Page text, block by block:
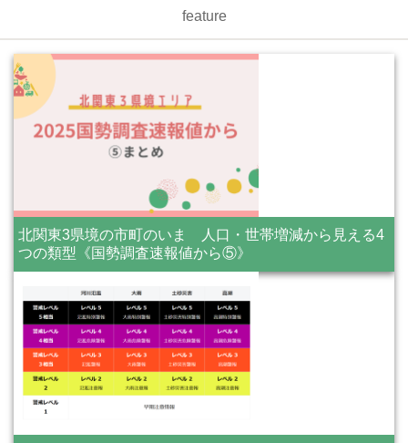
feature
北関東3県境の市町のいま 人口・世帯増減から見える4
つの類型《国勢調査速報値から⑤》